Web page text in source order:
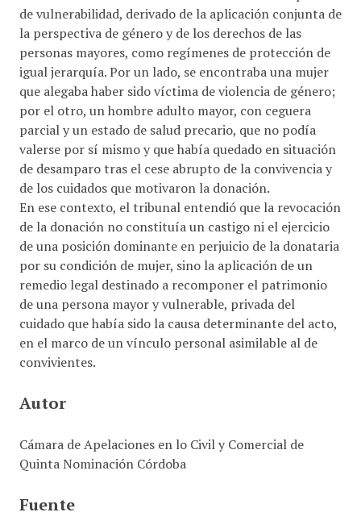
de vulnerabilidad, derivado de la aplicación conjunta de
la perspectiva de género y de los derechos de las
personas mayores, como regímenes de protección de
igual jerarquía. Por un lado, se encontraba una mujer
que alegaba haber sido víctima de violencia de género;
por el otro, un hombre adulto mayor, con ceguera
parcial y un estado de salud precario, que no podía
valerse por sí mismo y que había quedado en situación
de desamparo tras el cese abrupto de la convivencia y
de los cuidados que motivaron la donación.
En ese contexto, el tribunal entendió que la revocación
de la donación no constituía un castigo ni el ejercicio
de una posición dominante en perjuicio de la donataria
por su condición de mujer, sino la aplicación de un
remedio legal destinado a recomponer el patrimonio
de una persona mayor y vulnerable, privada del
cuidado que había sido la causa determinante del acto,
en el marco de un vínculo personal asimilable al de
convivientes.
Autor
Cámara de Apelaciones en lo Civil y Comercial de
Quinta Nominación Córdoba
Fuente